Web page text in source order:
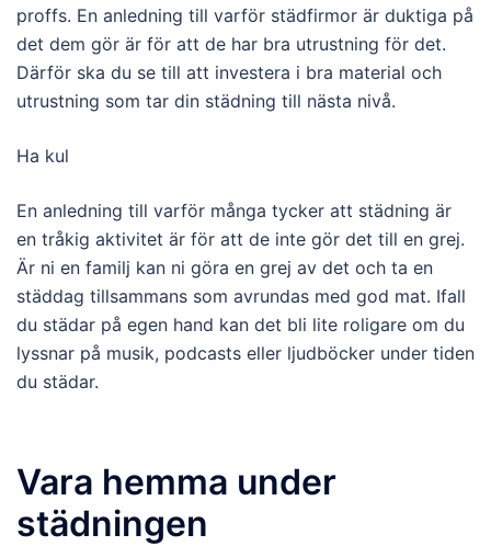
proffs. En anledning till varför städfirmor är duktiga på
det dem gör är för att de har bra utrustning för det.
Därför ska du se till att investera i bra material och
utrustning som tar din städning till nästa nivå.
Ha kul
En anledning till varför många tycker att städning är
en tråkig aktivitet är för att de inte gör det till en grej.
Är ni en familj kan ni göra en grej av det och ta en
städdag tillsammans som avrundas med god mat. Ifall
du städar på egen hand kan det bli lite roligare om du
lyssnar på musik, podcasts eller ljudböcker under tiden
du städar.
Vara hemma under
städningen